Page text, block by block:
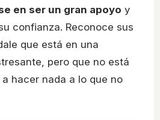
en ser un gran apoyo y
confianza. Reconoce sus
que está en una
pero que no está
hacer nada a lo que no